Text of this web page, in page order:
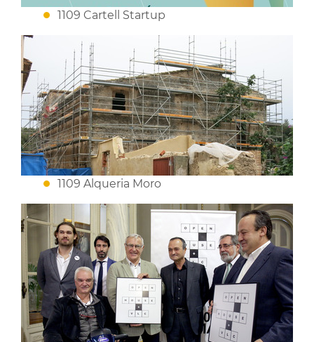
1109 Cartell Startup
1109 Alqueria Moro